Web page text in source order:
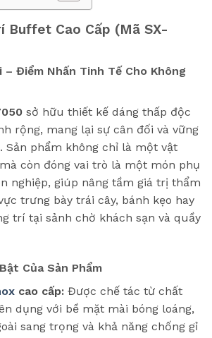
Buffet Cao Cấp (Mã SX-
– Điểm Nhấn Tinh Tế Cho Không
sở hữu thiết kế dáng thấp độc
rộng, mang lại sự cân đối và vững
Sản phẩm không chỉ là một vật
còn đóng vai trò là một món phụ
nghiệp, giúp nâng tầm giá trị thẩm
trưng bày trái cây, bánh kẹo hay
trí tại sảnh chờ khách sạn và quầy
Của Sản Phẩm
cao cấp:Được chế tác từ chất
dụng với bề mặt mài bóng loáng,
sang trọng và khả năng chống gỉ